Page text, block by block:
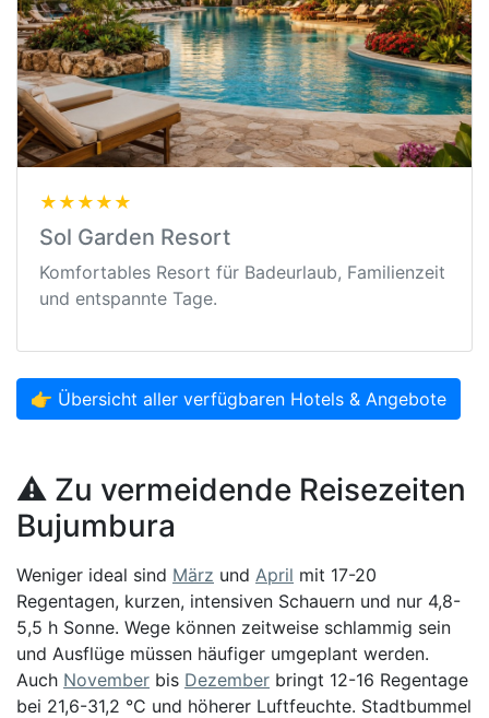
★★★★★
Sol Garden Resort
Komfortables Resort für Badeurlaub, Familienzeit
und entspannte Tage.
👉 Übersicht aller verfügbaren Hotels & Angebote
⚠️ Zu vermeidende Reisezeiten
Bujumbura
Weniger ideal sind März und April mit 17-20
Regentagen, kurzen, intensiven Schauern und nur 4,8-
5,5 h Sonne. Wege können zeitweise schlammig sein
und Ausflüge müssen häufiger umgeplant werden.
Auch November bis Dezember bringt 12-16 Regentage
bei 21,6-31,2 °C und höherer Luftfeuchte. Stadtbummel